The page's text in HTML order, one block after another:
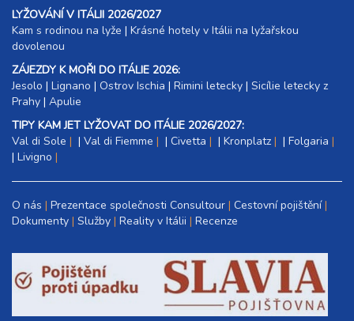
LYŽOVÁNÍ V ITÁLII 2026/2027
Kam s rodinou na lyže |​ Krásné hotely v Itálii na lyžařskou
dovolenou
ZÁJEZDY K MOŘI DO ITÁLIE 2026:
Jesolo | Lignano | Ostrov Ischia | Rimini letecky | Sicílie letecky z
Prahy | Apulie
TIPY KAM JET LYŽOVAT DO ITÁLIE 2026/2027:
Val di Sole
| Val di Fiemme | Civetta | Kronplatz | Folgaria
| Livigno
O nás Prezentace společnosti Consultour Cestovní pojištění
Dokumenty Služby Reality v Itálii Recenze